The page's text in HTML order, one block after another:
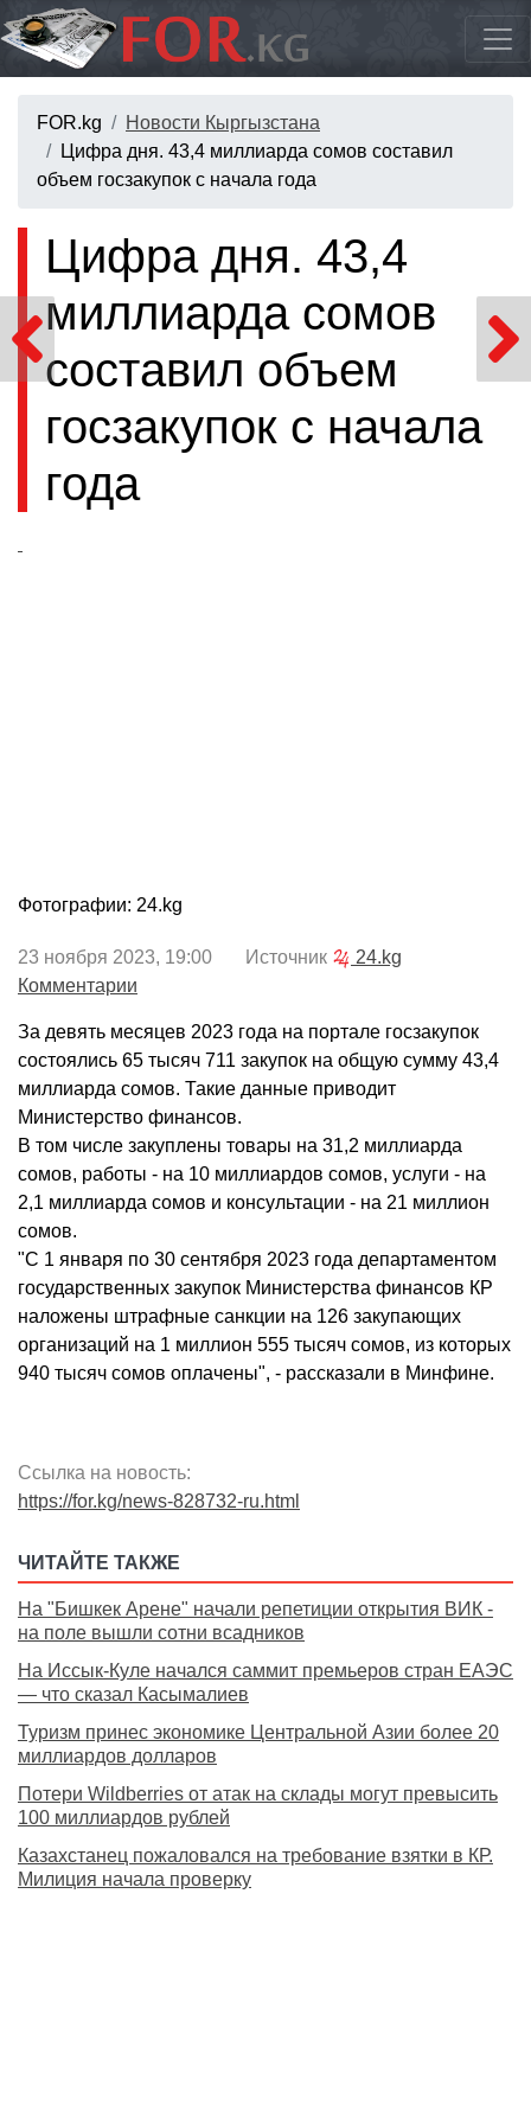
FOR.kg
Новости Кыргызстана
Цифра дня. 43,4 миллиарда сомов составил
объем госзакупок с начала года
Цифра дня. 43,4
миллиарда сомов
составил объем
госзакупок с начала
года
Фотографии: 24.kg
23 ноября 2023, 19:00 Источник
24.kg
Комментарии
За девять месяцев 2023 года на портале госзакупок
состоялись 65 тысяч 711 закупок на общую сумму 43,4
миллиарда сомов. Такие данные приводит
Министерство финансов.
В том числе закуплены товары на 31,2 миллиарда
сомов, работы - на 10 миллиардов сомов, услуги - на
2,1 миллиарда сомов и консультации - на 21 миллион
сомов.
"С 1 января по 30 сентября 2023 года департаментом
государственных закупок Министерства финансов КР
наложены штрафные санкции на 126 закупающих
организаций на 1 миллион 555 тысяч сомов, из которых
940 тысяч сомов оплачены", - рассказали в Минфине.
Ссылка на новость:
https://for.kg/news-828732-ru.html
ЧИТАЙТЕ ТАКЖЕ
На "Бишкек Арене" начали репетиции открытия ВИК -
на поле вышли сотни всадников
На Иссык-Куле начался саммит премьеров стран ЕАЭС
— что сказал Касымалиев
Туризм принес экономике Центральной Азии более 20
миллиардов долларов
Потери Wildberries от атак на склады могут превысить
100 миллиардов рублей
Казахстанец пожаловался на требование взятки в КР.
Милиция начала проверку